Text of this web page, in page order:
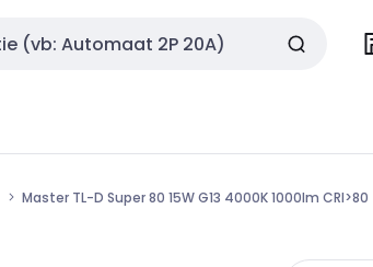
Master TL-D Super 80 15W G13 4000K 1000lm CRI>80